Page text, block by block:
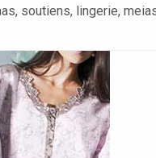
soutiens, lingerie,